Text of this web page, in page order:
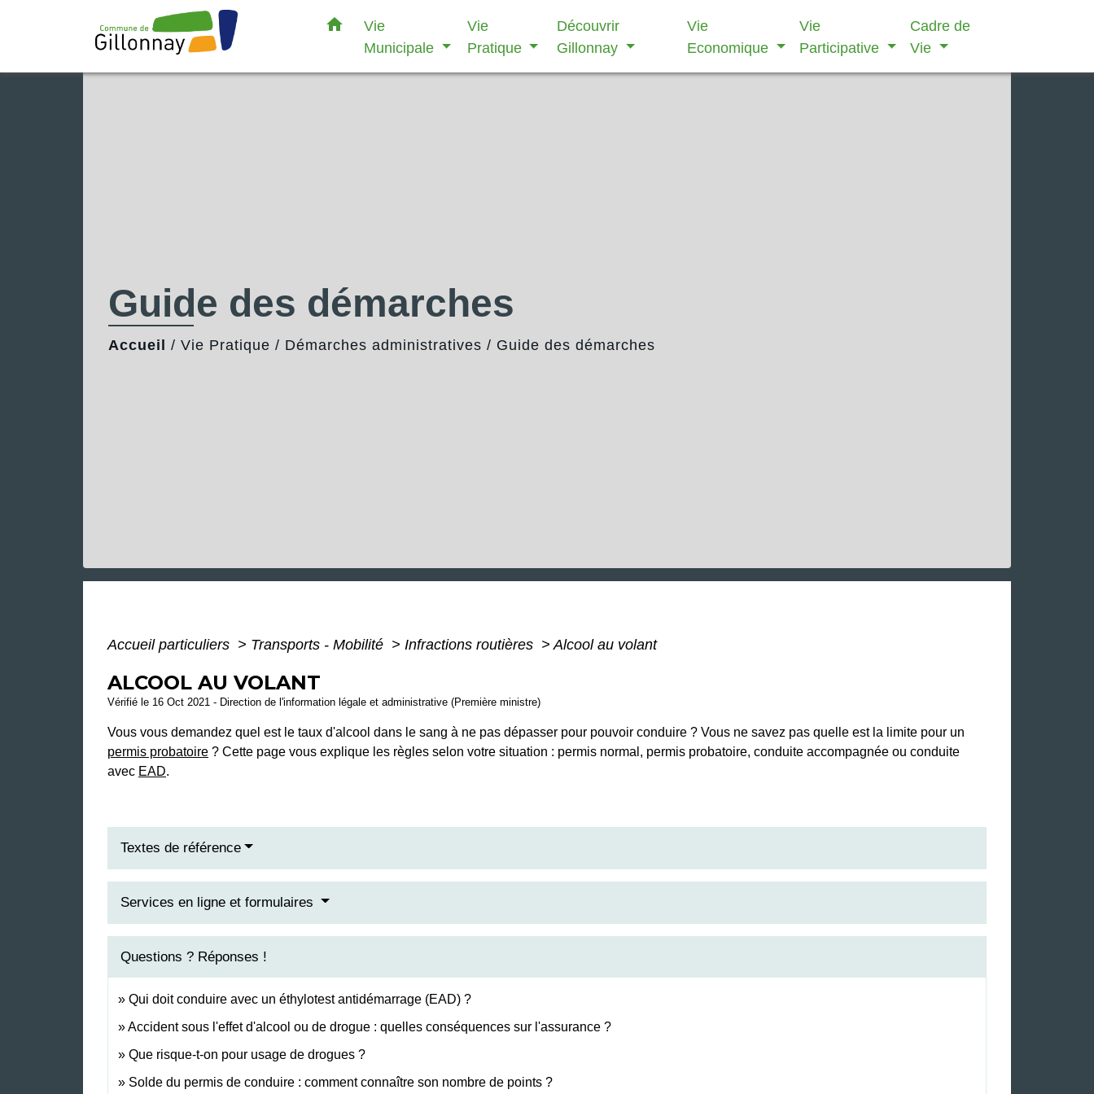
home
Vie
Municipale
Vie
Pratique
Découvrir
Gillonnay
Vie
Economique
Vie
Participative
Cadre de
Vie
Guide des démarches
Accueil / Vie Pratique / Démarches administratives / Guide des démarches
Accueil particuliers > Transports - Mobilité > Infractions routières > Alcool au volant
ALCOOL AU VOLANT
Vérifié le 16 Oct 2021 - Direction de l'information légale et administrative (Première ministre)
Vous vous demandez quel est le taux d'alcool dans le sang à ne pas dépasser pour pouvoir conduire ? Vous ne savez pas quelle est la limite pour un
permis probatoire ? Cette page vous explique les règles selon votre situation : permis normal, permis probatoire, conduite accompagnée ou conduite
avec EAD.
Textes de référence
Services en ligne et formulaires
Questions ? Réponses !
Qui doit conduire avec un éthylotest antidémarrage (EAD) ?
Accident sous l'effet d'alcool ou de drogue : quelles conséquences sur l'assurance ?
Que risque-t-on pour usage de drogues ?
Solde du permis de conduire : comment connaître son nombre de points ?